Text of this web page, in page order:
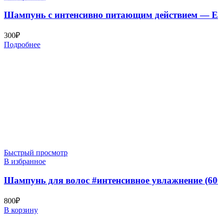
Шампунь с интенсивно питающим действием —
300₽
Подробнее
Быстрый просмотр
В избранное
Шампунь для волос #интенсивное увлажнение
800₽
В корзину